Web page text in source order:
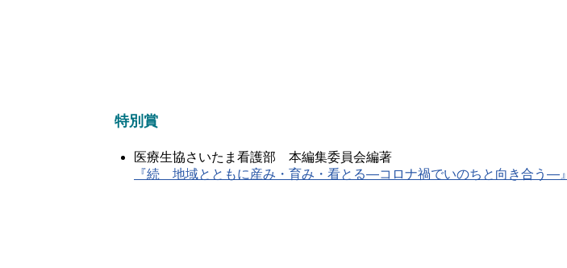
特別賞
医療生協さいたま看護部 本編集委員会編著
『続 地域とともに産み・育み・看とる―コロナ禍でいのちと向き合う―』